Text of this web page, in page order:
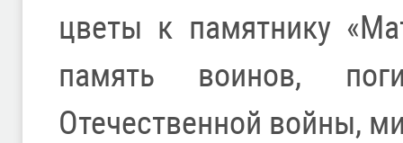
цветы к памятнику
память воинов,
Отечественной войны,